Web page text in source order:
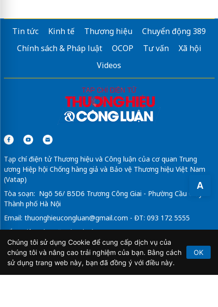
A
Tin tức Kinh tế Thương hiệu
Chuyển động 389
Chính sách & Pháp luật
OCOP Tư vấn
Xã hội
Videos
Tạp chí điện tử Thương hiệu và Công luận của cơ quan Trung
ương Hiệp hội Chống hàng giả và Bảo vệ Thương hiệu Việt Nam
(Vatap)
Tòa soạn: Ngõ 56/ B5D6 Trương Công Giai - Phường Cầu Giấy -
Thành phố Hà Nội
Email: thuonghieucongluan@gmail.com - ĐT: 093 172 5555
Tổng Biên Tập: Vũ Đức Thuận
Giấy phép hoạt động báo chí điện tử số 64/GP-BTTTT do Bộ
Thông tin và Truyền thông cấp ngày 21/2/2020.
Chúng tôi sử dụng Cookie để cung cấp dịch vụ của
chúng tôi và nâng cao trải nghiệm của bạn. Bằng cách
sử dụng trang web này, bạn đã đồng ý với điều này.
OK